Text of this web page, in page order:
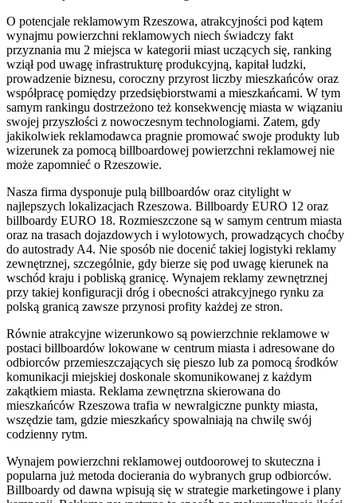
O potencjale reklamowym Rzeszowa, atrakcyjności pod kątem
wynajmu powierzchni reklamowych niech świadczy fakt
przyznania mu 2 miejsca w kategorii miast uczących się, ranking
wziął pod uwagę infrastrukturę produkcyjną, kapitał ludzki,
prowadzenie biznesu, coroczny przyrost liczby mieszkańców oraz
współpracę pomiędzy przedsiębiorstwami a mieszkańcami. W tym
samym rankingu dostrzeżono też konsekwencję miasta w wiązaniu
swojej przyszłości z nowoczesnym technologiami. Zatem, gdy
jakikolwiek reklamodawca pragnie promować swoje produkty lub
wizerunek za pomocą billboardowej powierzchni reklamowej nie
może zapomnieć o Rzeszowie.
Nasza firma dysponuje pulą billboardów oraz citylight w
najlepszych lokalizacjach Rzeszowa. Billboardy EURO 12 oraz
billboardy EURO 18. Rozmieszczone są w samym centrum miasta
oraz na trasach dojazdowych i wylotowych, prowadzących choćby
do autostrady A4. Nie sposób nie docenić takiej logistyki reklamy
zewnętrznej, szczególnie, gdy bierze się pod uwagę kierunek na
wschód kraju i pobliską granicę. Wynajem reklamy zewnętrznej
przy takiej konfiguracji dróg i obecności atrakcyjnego rynku za
polską granicą zawsze przynosi profity każdej ze stron.
Równie atrakcyjne wizerunkowo są powierzchnie reklamowe w
postaci billboardów lokowane w centrum miasta i adresowane do
odbiorców przemieszczających się pieszo lub za pomocą środków
komunikacji miejskiej doskonale skomunikowanej z każdym
zakątkiem miasta. Reklama zewnętrzna skierowana do
mieszkańców Rzeszowa trafia w newralgiczne punkty miasta,
wszędzie tam, gdzie mieszkańcy spowalniają na chwilę swój
codzienny rytm.
Wynajem powierzchni reklamowej outdoorowej to skuteczna i
popularna już metoda docierania do wybranych grup odbiorców.
Billboardy od dawna wpisują się w strategie marketingowe i plany